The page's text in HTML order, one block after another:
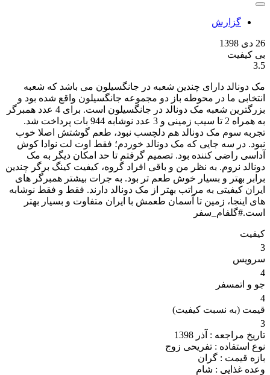
گزارش
26 دی 1398
بی کیفیت
3.5
مک دونالد دارای چندین شعبه در جانگسیلون می باشد که شعبه
انتخابی ما در محوطه باز دو مجموعه جانگسیلون واقع شده بود و
بزرگترین شعبه مک دونالد در جانگسیلون است. برای 4 عدد همبرگر
به همراه 2 تا سیب زمینی و 3 عدد نوشابه 944 بات پرداخت شد.
تجربه سوم مک دونالد هم دلچسب نبود، طعم گوشتش اصلا خوب
نبود. در سه جایی که مک دونالد خوردم؛ فقط اوت لت نوادا کوش
آداسی راضی کننده بود. تصمیم گرفتم تا حد امکان دیگر به مک
دونالد نروم. به نظر من و باقی افراد گروه، کیفیت کینگ برگر چندین
برابر بهتر و بسیار خوش طعم تر بود. به جرات بیشتر همبرگر های
ایران کیفیتی به مراتب بهتر از مک دونالد دارند. فقط و فقط نوشابه
های اینجا، زمین تا آسمان طعمش با ایران متفاوت و بسیار بهتر
است.#گلفام_سفر
کیفیت
3
سرویس
4
جو و اتمسفر
4
قیمت (به نسبت کیفیت)
3
تاریخ مراجعه : آذر 1398
نوع استفاده : تفریحی زوج
بازه قیمت : گران
وعده غذایی : شام